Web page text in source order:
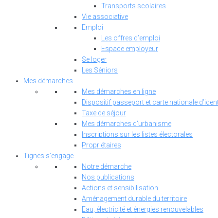
Transports scolaires
Vie associative
Emploi
Les offres d’emploi
Espace employeur
Se loger
Les Séniors
Mes démarches
Mes démarches en ligne
Dispositif passeport et carte nationale
Taxe de séjour
Mes démarches d'urbanisme
Inscriptions sur les listes électorales
Propriétaires
Tignes s’engage
Notre démarche
Nos publications
Actions et sensibilisation
Aménagement durable du territoire
Eau, électricité et énergies renouvelables